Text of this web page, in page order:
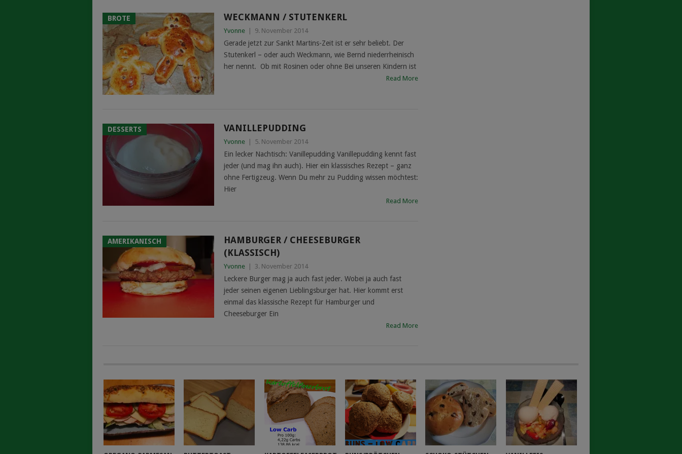
BROTE WECKMANN / STUTENKERL
Yvonne 9. November 2014
Gerade jetzt zur Sankt Martins-Zeit ist er sehr beliebt. Der
Stutenkerl – oder auch Weckmann, wie Bernd niederrheinisch
her nennt. Ob mit Rosinen oder ohne Bei unseren Kindern ist
Read More
DESSERTS VANILLEPUDDING
Yvonne 5. November 2014
Ein lecker Nachtisch: Vanillepudding Vanillepudding kennt fast
jeder (und mag ihn auch). Hier ein klassisches Rezept – ganz
ohne Fertigzeug. Wenn Du mehr zu Pudding wissen möchtest:
Hier
Read More
AMERIKANISCH
HAMBURGER / CHEESEBURGER
(KLASSISCH)
Yvonne 3. November 2014
Leckere Burger mag ja auch fast jeder. Wobei ja auch fast
jeder seinen eigenen Lieblingsburger hat. Hier kommt erst
einmal das klassische Rezept für Hamburger und
Cheeseburger Ein
Read More